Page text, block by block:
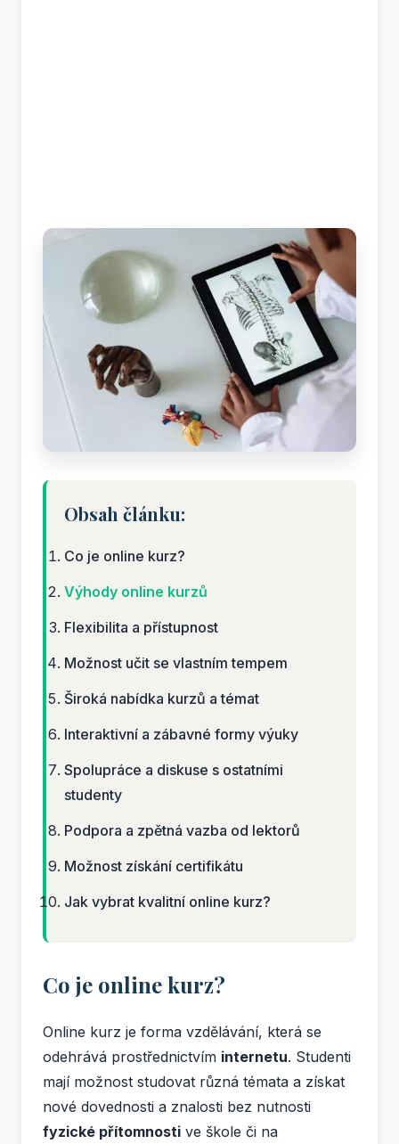
Obsah článku:
Co je online kurz?
Výhody online kurzů
Flexibilita a přístupnost
Možnost učit se vlastním tempem
Široká nabídka kurzů a témat
Interaktivní a zábavné formy výuky
Spolupráce a diskuse s ostatními
studenty
Podpora a zpětná vazba od lektorů
Možnost získání certifikátu
Jak vybrat kvalitní online kurz?
Co je online kurz?
Online kurz je forma vzdělávání, která se
odehrává prostřednictvím internetu. Studenti
mají možnost studovat různá témata a získat
nové dovednosti a znalosti bez nutnosti
fyzické přítomnosti ve škole či na